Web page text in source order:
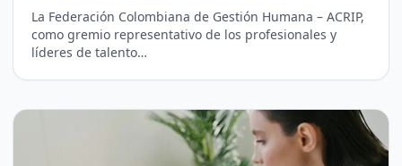
La Federación Colombiana de Gestión Humana – ACRIP,
como gremio representativo de los profesionales y
líderes de talento…